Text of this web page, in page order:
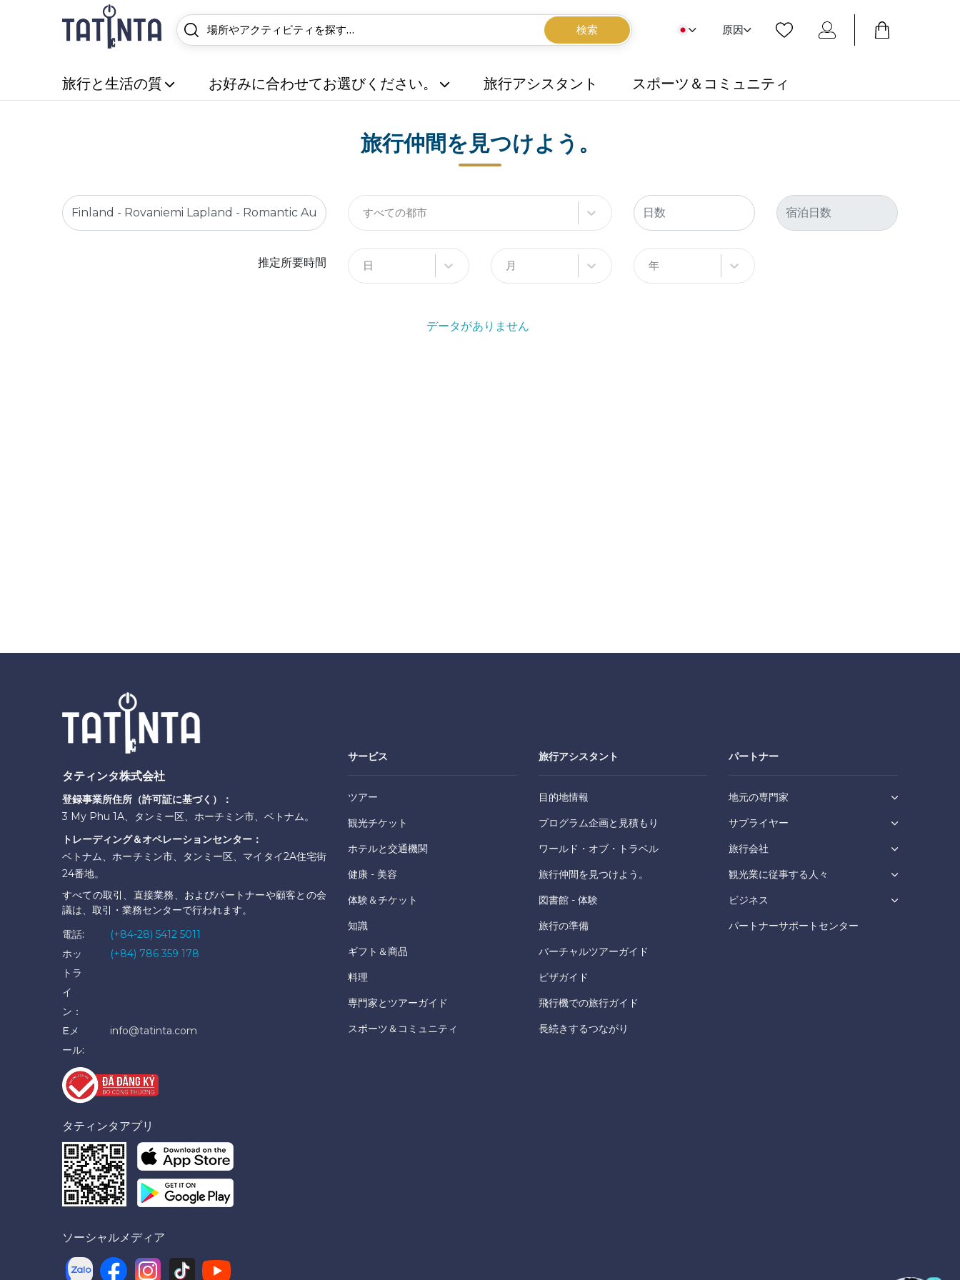
検索 原因
旅行と生活の質 お好みに合わせてお選びください。 旅行アシスタント スポーツ＆コミュニティ
旅行仲間を見つけよう。
すべての都市
推定所要時間 日 月 年
データがありません
タティンタ株式会社
登録事業所住所（許可証に基づく）：
3 My Phu 1A、タンミー区、ホーチミン市、ベトナム。
トレーディング＆オペレーションセンター：
ベトナム、ホーチミン市、タンミー区、マイタイ2A住宅街
24番地。
すべての取引、直接業務、およびパートナーや顧客との会
議は、取引・業務センターで行われます。
電話:
(+84-28) 5412 5011
ホッ
トラ
イ
ン：
(+84) 786 359 178
Eメ
ール:
info@tatinta.com
タティンタアプリ
ソーシャルメディア
サービス
ツアー
観光チケット
ホテルと交通機関
健康 - 美容
体験＆チケット
知識
ギフト＆商品
料理
専門家とツアーガイド
スポーツ＆コミュニティ
旅行アシスタント
目的地情報
プログラム企画と見積もり
ワールド・オブ・トラベル
旅行仲間を見つけよう。
図書館 - 体験
旅行の準備
バーチャルツアーガイド
ビザガイド
飛行機での旅行ガイド
長続きするつながり
パートナー
地元の専門家
サプライヤー
旅行会社
観光業に従事する人々
ビジネス
パートナーサポートセンター